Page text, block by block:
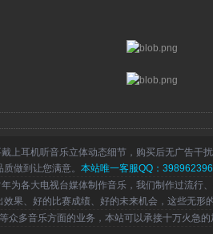
戴上耳机听音乐立体动态细节，购买后无广告
做到让您满意。 本站唯一客服QQ：398962396
各大电视台媒体制作音乐，我们制作过流行
果、好的比赛成绩、好的未来机会，这些无形
多音乐方面的业务，本站可以承接十万火急